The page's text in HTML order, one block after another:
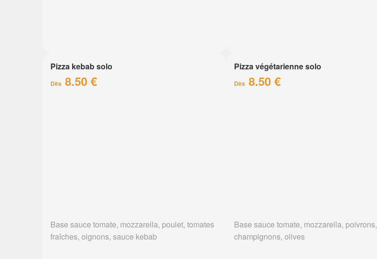
Pizza kebab solo
Dès 8.50 €
Base sauce tomate, mozzarella, poulet, tomates
fraîches, oignons, sauce kebab
Pizza végétarienne solo
Dès 8.50 €
Base sauce tomate, mozzarella, poivrons,
champignons, olives